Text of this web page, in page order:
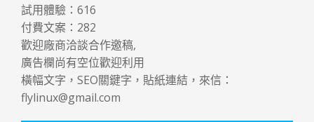
試用體驗： 616
付費文案： 282
歡迎廠商洽談合作邀稿,
廣告欄尚有空位歡迎利用
橫幅文字，SEO關鍵字，貼紙連結，來信：
flylinux@gmail.com